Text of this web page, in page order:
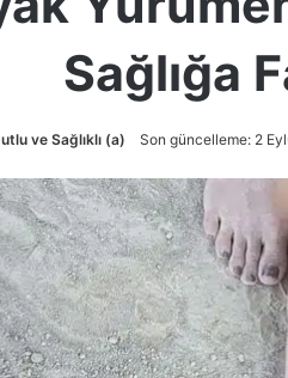
Sağlığa
ve Sağlıklı (a) Son güncelleme: 2